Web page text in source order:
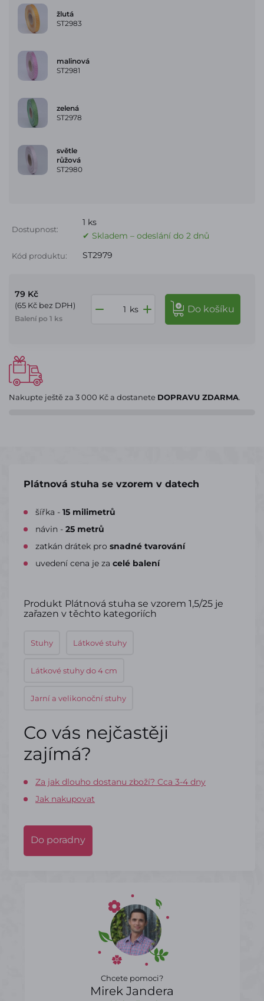
žlutá
ST2983
malinová
ST2981
zelená
ST2978
světle
růžová
ST2980
Dostupnost:
1 ks
✔ Skladem – odeslání do 2 dnů
Kód produktu: ST2979
79 Kč
(65 Kč bez DPH)
Balení po 1 ks
ks do košíku
Nakupte ještě za 3 000 Kča dostanete DOPRAVU ZDARMA.
Plátnová stuha se vzorem v datech
šířka - 15 milimetrů
návin - 25 metrů
zatkán drátek pro snadné tvarování
uvedení cena je za celé balení
Produkt Plátnová stuha se vzorem 1,5/25 je
zařazen v těchto kategoriích
Stuhy Látkové stuhy
Látkové stuhy do 4 cm
Jarní a velikonoční stuhy
Co vás nejčastěji
zajímá?
Za jak dlouho dostanu zboží? Cca 3-4 dny
Jak nakupovat
Do poradny
Chcete pomoci?
Mirek Jandera